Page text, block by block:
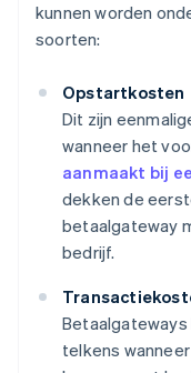
kunnen worden
soorten:
Opstartkosten
Dit zijn
wanneer het
aanmaakt bij
dekken de
betaalgateway
bedrijf.
telkens